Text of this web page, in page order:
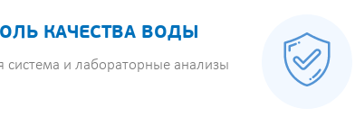
КАЧЕСТВА ВОДЫ
система и лабораторные анализы